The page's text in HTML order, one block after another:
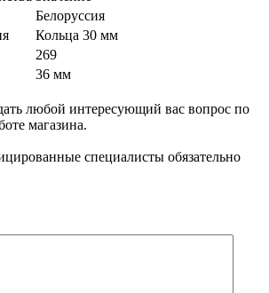
Белоруссия
Кольца 30 мм
269
36 мм
любой интересующий вас вопрос по
магазина.
специалисты обязательно